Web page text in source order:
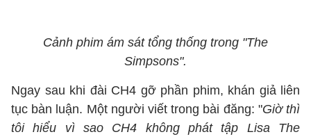
Cảnh phim ám sát tổng thống trong "The
Simpsons".
Ngay sau khi đài CH4 gỡ phần phim, khán giả liên
tục bàn luận. Một người viết trong bài đăng: "Giờ thì
tôi hiểu vì sao CH4 không phát tập Lisa The